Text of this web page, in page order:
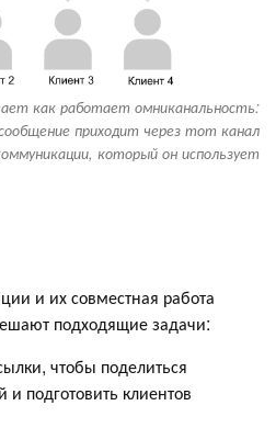
как работает омниканальность:
приходит через тот канал
который он использует
и их совместная работа
подходящие задачи:
чтобы поделиться
подготовить клиентов